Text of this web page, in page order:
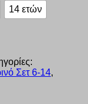
14 ετών
Σετ 6-14,